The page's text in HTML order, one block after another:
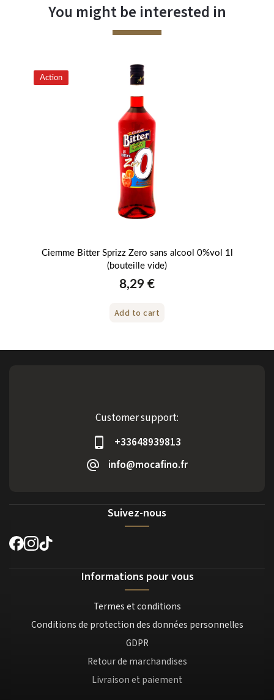
You might be interested in
Action
Ciemme Bitter Sprizz Zero sans alcool 0%vol 1l
(bouteille vide)
8,29 €
Add to cart
Customer support:
+33648939813
info@mocafino.fr
Suivez-nous
Informations pour vous
Termes et conditions
Conditions de protection des données personnelles
GDPR
Retour de marchandises
Livraison et paiement